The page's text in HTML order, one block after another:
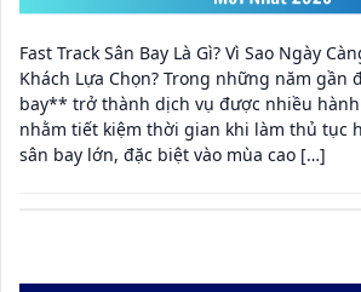
Fast Track Sân Bay Là Gì? Vì Sao Ngày
Khách Lựa Chọn? Trong những năm gần
bay** trở thành dịch vụ được nhiều
nhằm tiết kiệm thời gian khi làm thủ tục
sân bay lớn, đặc biệt vào mùa cao […]